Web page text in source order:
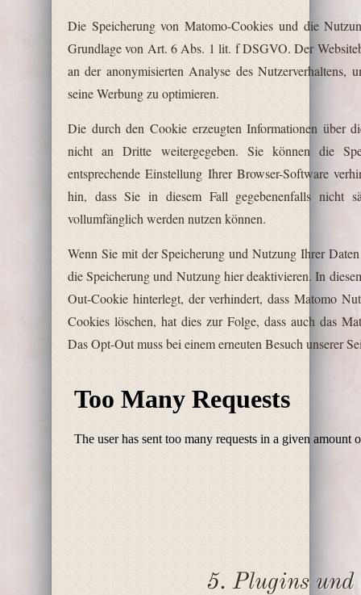
Die Speicherung von Matomo-Cookies und die
Grundlage von Art. 6 Abs. 1 lit. f DSGVO. Der
an der anonymisierten Analyse des Nutzerverhaltens,
seine Werbung zu optimieren.
Die durch den Cookie erzeugten Informationen über
nicht an Dritte weitergegeben. Sie können die
entsprechende Einstellung Ihrer Browser-Software
hin, dass Sie in diesem Fall gegebenenfalls nicht
vollumfänglich werden nutzen können.
Wenn Sie mit der Speicherung und Nutzung Ihrer
die Speicherung und Nutzung hier deaktivieren. In
Out-Cookie hinterlegt, der verhindert, dass Matomo
Cookies löschen, hat dies zur Folge, dass auch das
Das Opt-Out muss bei einem erneuten Besuch unserer
5. Plugins und